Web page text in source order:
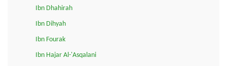
Ibn Dhahirah
Ibn Dihyah
Ibn Fourak
Ibn Hajar Al-'Asqalani